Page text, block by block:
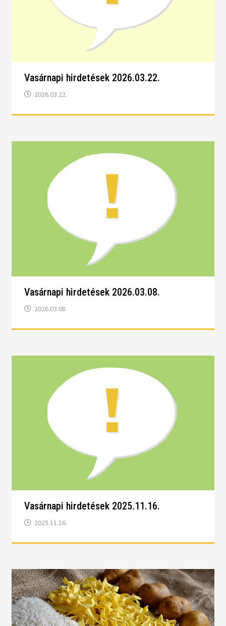
Vasárnapi hirdetések 2026.03.22.
2026.03.22.
Vasárnapi hirdetések 2026.03.08.
2026.03.08.
Vasárnapi hirdetések 2025.11.16.
2025.11.16.